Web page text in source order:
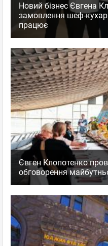
Новий бізнес Євгена
замовлення шеф-
працює
Євген Клопотенко
обговорення